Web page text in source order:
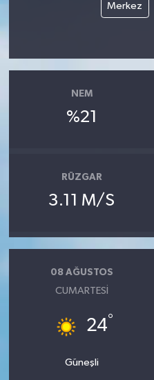
Merkez
NEM
%21
RÜZGAR
3.11 M/S
08 AĞUSTOS
CUMARTESI
24°
Güneşli